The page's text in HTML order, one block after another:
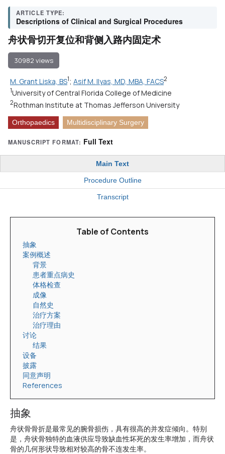
ARTICLE TYPE:
Descriptions of Clinical and Surgical Procedures
舟状骨切开复位和背侧入路内固定术
30982 views
M. Grant Liska, BS1; Asif M. Ilyas, MD, MBA, FACS2
1University of Central Florida College of Medicine
2Rothman Institute at Thomas Jefferson University
Orthopaedics Multidisciplinary Surgery
MANUSCRIPT FORMAT: Full Text
Main Text
Procedure Outline
Transcript
Table of Contents
抽象
案例概述
背景
患者重点病史
体格检查
成像
自然史
治疗方案
治疗理由
讨论
结果
设备
披露
同意声明
References
抽象
舟状骨骨折是最常见的腕骨损伤，具有很高的并发症倾向。特别
是，舟状骨独特的血液供应导致缺血性坏死的发生率增加，而舟状
骨的几何形状导致相对较高的骨不连发生率。